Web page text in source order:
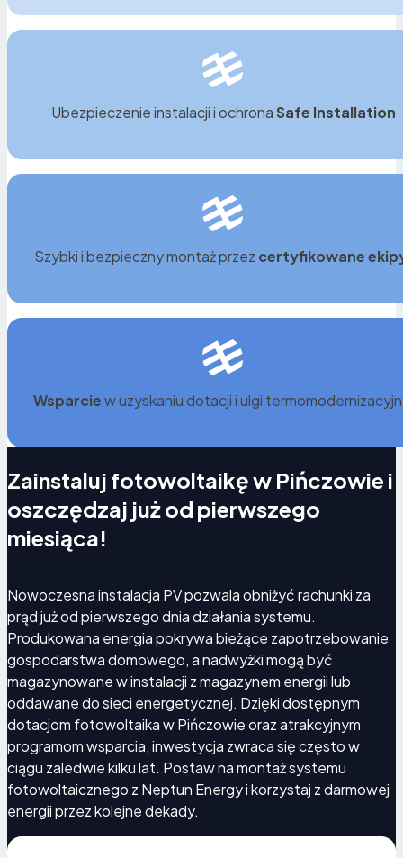
Ubezpieczenie instalacji i ochronaSafe Installation
Szybki i bezpieczny montaż przez certyfikowane
Wsparciew uzyskaniu dotacji i ulgi
Zainstaluj fotowoltaikę w Pińczowie i
oszczędzaj już od pierwszego
miesiąca!
Nowoczesna instalacja PV pozwala obniżyć rachunki za
prąd już od pierwszego dnia działania systemu.
Produkowana energia pokrywa bieżące zapotrzebowanie
gospodarstwa domowego, a nadwyżki mogą być
magazynowane w instalacji z magazynem energii lub
oddawane do sieci energetycznej. Dzięki dostępnym
dotacjom fotowoltaika w Pińczowie oraz atrakcyjnym
programom wsparcia, inwestycja zwraca się często w
ciągu zaledwie kilku lat. Postaw na montaż systemu
fotowoltaicznego z Neptun Energy i korzystaj z darmowej
energii przez kolejne dekady.